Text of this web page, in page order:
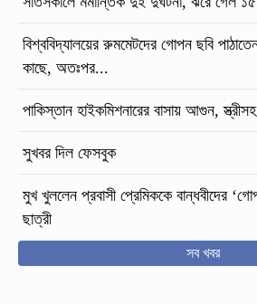
বিশ্ববিদ্যালয়ের রুমমেটদের গোপন ছবি
কাছে, অতঃপর...
পাকিস্তান হাইকমিশনারের বাসায় আগুন,
সুখবর দিল ফেসবুক
মুখ খুললেন প্রবাসী প্রেমিককে বান্ধবীদের
ছাত্রী
সব খবর